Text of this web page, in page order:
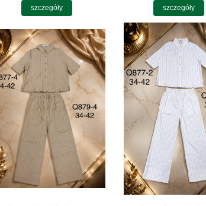
szczegóły szczegóły